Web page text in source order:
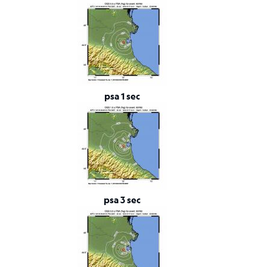
Tensore
Momento
Background
scientifico
Bibliografia
relativi
psa 1 sec
psa 3 sec